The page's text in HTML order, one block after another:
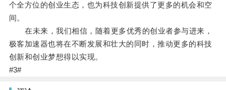
个全方位的创业生态，也为科技创新提供了更多的机会和空
间。
在未来，我们相信，随着更多优秀的创业者参与进来，
极客加速器也将在不断发展和壮大的同时，推动更多的科技
创新和创业梦想得以实现。
#3#